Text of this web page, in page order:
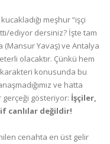
meşhur “işçi
ediyor dersiniz? İşte tam
Yavaş) ve Antalya
olacaktır. Çünkü hem
karakteri konusunda bu
ve hatta
gerçeği gösteriyor: İşçiler,
canlılar değildir!
cenahta en üst gelir